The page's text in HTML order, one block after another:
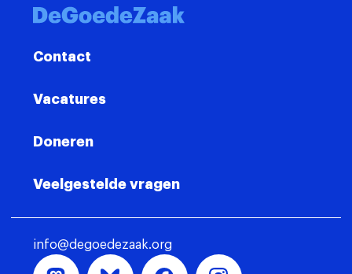
Contact
Vacatures
Doneren
Veelgestelde vragen
info@degoedezaak.org